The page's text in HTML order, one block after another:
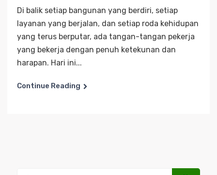
Di balik setiap bangunan yang berdiri, setiap
layanan yang berjalan, dan setiap roda kehidupan
yang terus berputar, ada tangan-tangan pekerja
yang bekerja dengan penuh ketekunan dan
harapan. Hari ini...
Continue Reading